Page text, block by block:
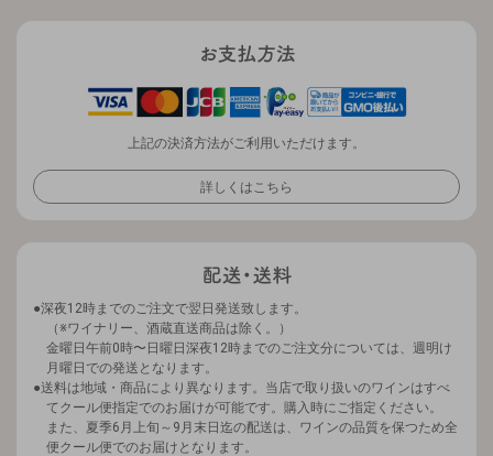
上記の決済方法がご利用いただけます。
詳しくはこちら
深夜12時までのご注文で翌日発送致します。
（※ワイナリー、酒蔵直送商品は除く。）
金曜日午前0時〜日曜日深夜12時までのご注文分については、週明け
月曜日での発送となります。
送料は地域・商品により異なります。当店で取り扱いのワインはすべ
てクール便指定でのお届けが可能です。購入時にご指定ください。
また、夏季6月上旬～9月末日迄の配送は、ワインの品質を保つため全
便クール便でのお届けとなります。